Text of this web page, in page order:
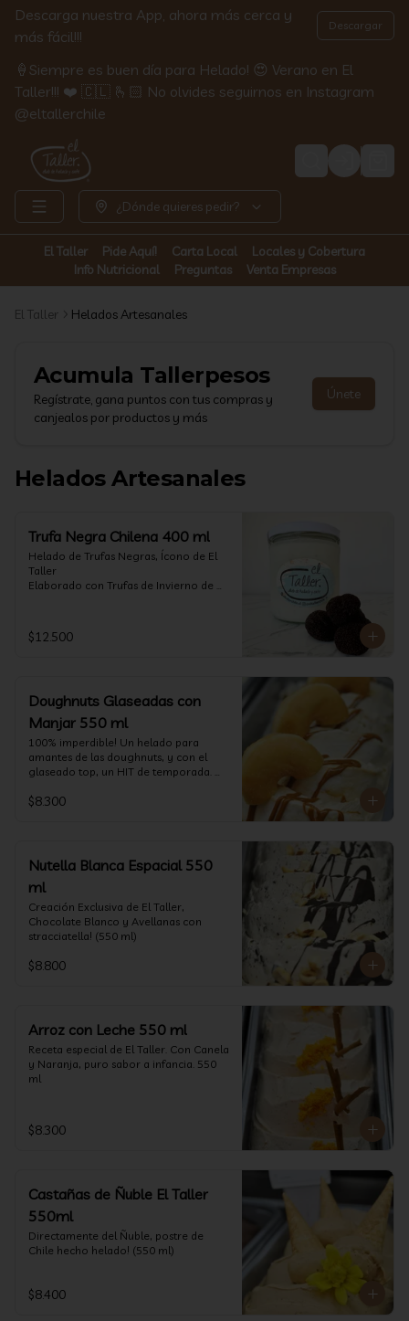
Descarga nuestra App, ahora más cerca y
más fácil!!!
Descargar
🍦Siempre es buen día para Helado! 😍 Verano en El
Taller!!! ❤️ 🇨🇱 🫰🏻 No olvides seguirnos en Instagram
@eltallerchile
Login
¿Dónde quieres pedir?
El Taller Pide Aquí! Carta Local
Locales y Cobertura
Info Nutricional
Preguntas Venta Empresas
El Taller Helados Artesanales
Acumula Tallerpesos
Regístrate, gana puntos con tus compras y
canjealos por productos y más
Únete
Helados Artesanales
Trufa Negra Chilena 400 ml
Helado de Trufas Negras, Ícono de El
Taller
Elaborado con Trufas de Invierno de
cremoso y con un delicado proceso
para obtener una experiencia
esta Edición es muy Limitada,
aproveche ya de vivir esta fantástica
experiencia!!
Ya disponible en www.eltallerchile.cl
$12.500
Doughnuts Glaseadas con
Manjar 550 ml
100% imperdible! Un helado para
amantes de las doughnuts, y con el
glaseado top, un HIT de temporada.
$8.300
Nutella Blanca Espacial 550
ml
Creación Exclusiva de El Taller,
Chocolate Blanco y Avellanas con
stracciatella! (550 ml)
$8.800
Arroz con Leche 550 ml
Receta especial de El Taller. Con Canela
y Naranja, puro sabor a infancia. 550
ml
$8.300
Castañas de Ñuble El Taller
550ml
Directamente del Ñuble, postre de
Chile hecho helado! (550 ml)
$8.400